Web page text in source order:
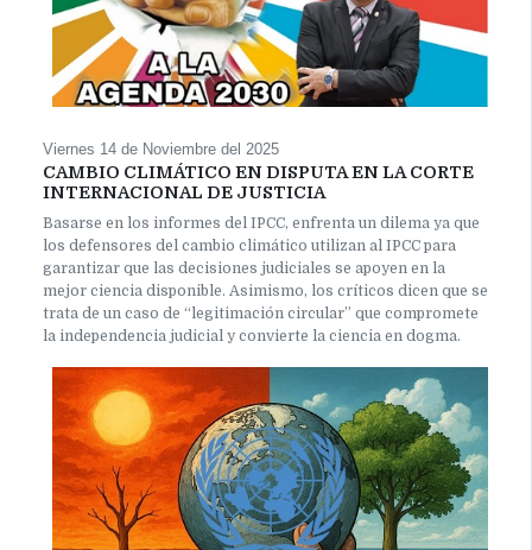
Viernes 14 de Noviembre del 2025
CAMBIO CLIMÁTICO EN DISPUTA EN LA CORTE
INTERNACIONAL DE JUSTICIA
Basarse en los informes del IPCC, enfrenta un dilema ya que
los defensores del cambio climático utilizan al IPCC para
garantizar que las decisiones judiciales se apoyen en la
mejor ciencia disponible. Asimismo, los críticos dicen que se
trata de un caso de “legitimación circular” que compromete
la independencia judicial y convierte la ciencia en dogma.